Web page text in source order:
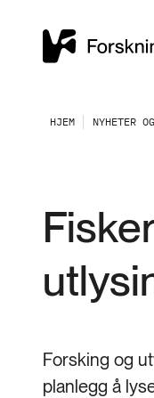
HJEM NYHETER
Forsking og
planlegg å